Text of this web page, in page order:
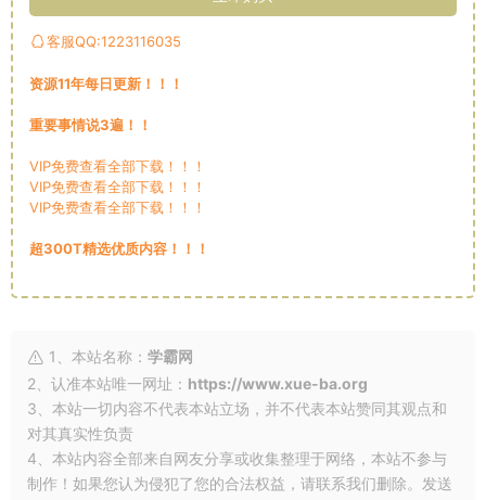
客服QQ:1223116035
资源11年每日更新！！！
重要事情说3遍！！
VIP免费查看全部下载！！！
VIP免费查看全部下载！！！
VIP免费查看全部下载！！！
超300T精选优质内容！！！
1、本站名称： 学霸网
2、认准本站唯一网址： https://www.xue-ba.org
3、本站一切内容不代表本站立场，并不代表本站赞同其观点和
对其真实性负责
4、本站内容全部来自网友分享或收集整理于网络，本站不参与
制作！如果您认为侵犯了您的合法权益，请联系我们删除。发送